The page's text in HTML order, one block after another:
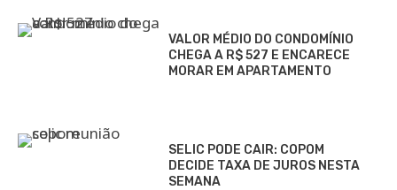
VALOR MÉDIO DO CONDOMÍNIO
CHEGA A R$ 527 E ENCARECE
MORAR EM APARTAMENTO
SELIC PODE CAIR: COPOM
DECIDE TAXA DE JUROS NESTA
SEMANA